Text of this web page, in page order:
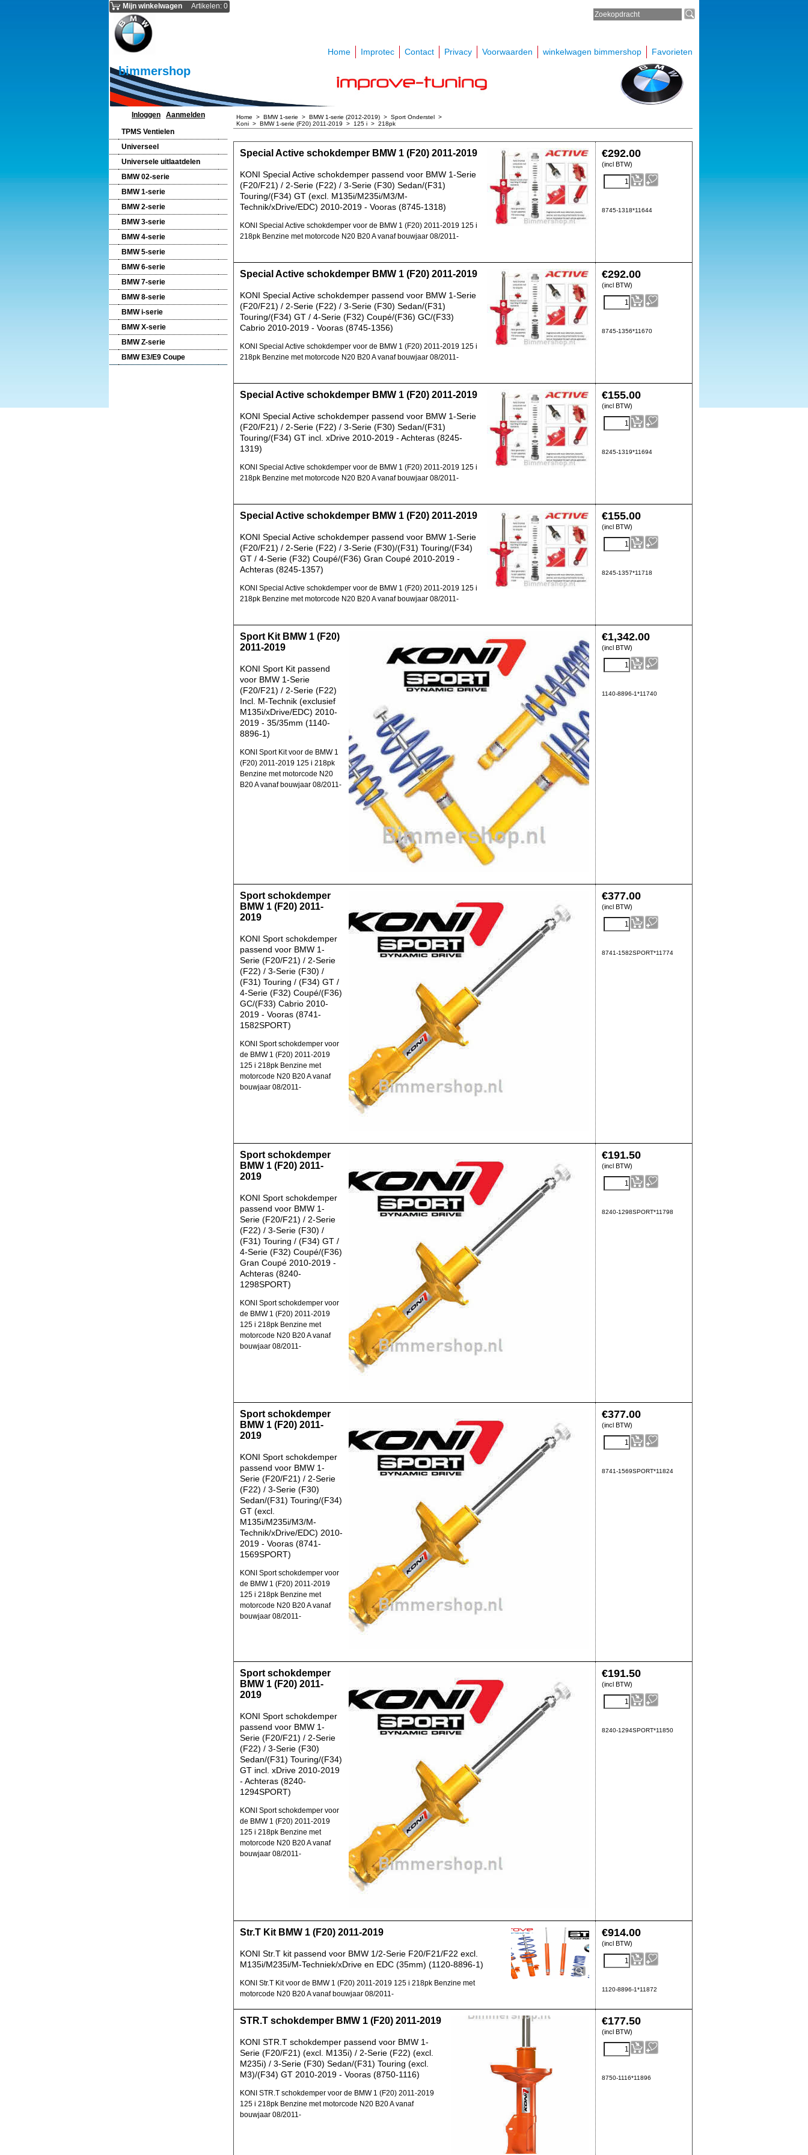
bimmershop
Mijn winkelwagen Artikelen: 0
Home Improtec Contact Privacy Voorwaarden winkelwagen bimmershop Favorieten
Inloggen
Aanmelden
TPMS Ventielen
Universeel
Universele uitlaatdelen
BMW 02-serie
BMW 1-serie
BMW 2-serie
BMW 3-serie
BMW 4-serie
BMW 5-serie
BMW 6-serie
BMW 7-serie
BMW 8-serie
BMW i-serie
BMW X-serie
BMW Z-serie
BMW E3/E9 Coupe
Home > BMW 1-serie > BMW 1-serie (2012-2019) > Sport Onderstel >
Koni > BMW 1-serie (F20) 2011-2019 > 125 i > 218pk
€292.00
(incl BTW)
8745-1318*11644
Special Active schokdemper BMW 1 (F20) 2011-2019
KONI Special Active schokdemper passend voor BMW 1-Serie
(F20/F21) / 2-Serie (F22) / 3-Serie (F30) Sedan/(F31)
Touring/(F34) GT (excl. M135i/M235i/M3/M-
Technik/xDrive/EDC) 2010-2019 - Vooras (8745-1318)
KONI Special Active schokdemper voor de BMW 1 (F20) 2011-2019 125 i
218pk Benzine met motorcode N20 B20 A vanaf bouwjaar 08/2011-
€292.00
(incl BTW)
8745-1356*11670
Special Active schokdemper BMW 1 (F20) 2011-2019
KONI Special Active schokdemper passend voor BMW 1-Serie
(F20/F21) / 2-Serie (F22) / 3-Serie (F30) Sedan/(F31)
Touring/(F34) GT / 4-Serie (F32) Coupé/(F36) GC/(F33)
Cabrio 2010-2019 - Vooras (8745-1356)
KONI Special Active schokdemper voor de BMW 1 (F20) 2011-2019 125 i
218pk Benzine met motorcode N20 B20 A vanaf bouwjaar 08/2011-
€155.00
(incl BTW)
8245-1319*11694
Special Active schokdemper BMW 1 (F20) 2011-2019
KONI Special Active schokdemper passend voor BMW 1-Serie
(F20/F21) / 2-Serie (F22) / 3-Serie (F30) Sedan/(F31)
Touring/(F34) GT incl. xDrive 2010-2019 - Achteras (8245-
1319)
KONI Special Active schokdemper voor de BMW 1 (F20) 2011-2019 125 i
218pk Benzine met motorcode N20 B20 A vanaf bouwjaar 08/2011-
€155.00
(incl BTW)
8245-1357*11718
Special Active schokdemper BMW 1 (F20) 2011-2019
KONI Special Active schokdemper passend voor BMW 1-Serie
(F20/F21) / 2-Serie (F22) / 3-Serie (F30)/(F31) Touring/(F34)
GT / 4-Serie (F32) Coupé/(F36) Gran Coupé 2010-2019 -
Achteras (8245-1357)
KONI Special Active schokdemper voor de BMW 1 (F20) 2011-2019 125 i
218pk Benzine met motorcode N20 B20 A vanaf bouwjaar 08/2011-
€1,342.00
(incl BTW)
1140-8896-1*11740
Sport Kit BMW 1 (F20)
2011-2019
KONI Sport Kit passend
voor BMW 1-Serie
(F20/F21) / 2-Serie (F22)
Incl. M-Technik (exclusief
M135i/xDrive/EDC) 2010-
2019 - 35/35mm (1140-
8896-1)
KONI Sport Kit voor de BMW 1
(F20) 2011-2019 125 i 218pk
Benzine met motorcode N20
B20 A vanaf bouwjaar 08/2011-
€377.00
(incl BTW)
8741-1582SPORT*11774
Sport schokdemper
BMW 1 (F20) 2011-
2019
KONI Sport schokdemper
passend voor BMW 1-
Serie (F20/F21) / 2-Serie
(F22) / 3-Serie (F30) /
(F31) Touring / (F34) GT /
4-Serie (F32) Coupé/(F36)
GC/(F33) Cabrio 2010-
2019 - Vooras (8741-
1582SPORT)
KONI Sport schokdemper voor
de BMW 1 (F20) 2011-2019
125 i 218pk Benzine met
motorcode N20 B20 A vanaf
bouwjaar 08/2011-
€191.50
(incl BTW)
8240-1298SPORT*11798
Sport schokdemper
BMW 1 (F20) 2011-
2019
KONI Sport schokdemper
passend voor BMW 1-
Serie (F20/F21) / 2-Serie
(F22) / 3-Serie (F30) /
(F31) Touring / (F34) GT /
4-Serie (F32) Coupé/(F36)
Gran Coupé 2010-2019 -
Achteras (8240-
1298SPORT)
KONI Sport schokdemper voor
de BMW 1 (F20) 2011-2019
125 i 218pk Benzine met
motorcode N20 B20 A vanaf
bouwjaar 08/2011-
€377.00
(incl BTW)
8741-1569SPORT*11824
Sport schokdemper
BMW 1 (F20) 2011-
2019
KONI Sport schokdemper
passend voor BMW 1-
Serie (F20/F21) / 2-Serie
(F22) / 3-Serie (F30)
Sedan/(F31) Touring/(F34)
GT (excl.
M135i/M235i/M3/M-
Technik/xDrive/EDC) 2010-
2019 - Vooras (8741-
1569SPORT)
KONI Sport schokdemper voor
de BMW 1 (F20) 2011-2019
125 i 218pk Benzine met
motorcode N20 B20 A vanaf
bouwjaar 08/2011-
€191.50
(incl BTW)
8240-1294SPORT*11850
Sport schokdemper
BMW 1 (F20) 2011-
2019
KONI Sport schokdemper
passend voor BMW 1-
Serie (F20/F21) / 2-Serie
(F22) / 3-Serie (F30)
Sedan/(F31) Touring/(F34)
GT incl. xDrive 2010-2019
- Achteras (8240-
1294SPORT)
KONI Sport schokdemper voor
de BMW 1 (F20) 2011-2019
125 i 218pk Benzine met
motorcode N20 B20 A vanaf
bouwjaar 08/2011-
€914.00
(incl BTW)
1120-8896-1*11872
Str.T Kit BMW 1 (F20) 2011-2019
KONI Str.T kit passend voor BMW 1/2-Serie F20/F21/F22 excl.
M135i/M235i/M-Techniek/xDrive en EDC (35mm) (1120-8896-1)
KONI Str.T Kit voor de BMW 1 (F20) 2011-2019 125 i 218pk Benzine met
motorcode N20 B20 A vanaf bouwjaar 08/2011-
€177.50
(incl BTW)
8750-1116*11896
STR.T schokdemper BMW 1 (F20) 2011-2019
KONI STR.T schokdemper passend voor BMW 1-
Serie (F20/F21) (excl. M135i) / 2-Serie (F22) (excl.
M235i) / 3-Serie (F30) Sedan/(F31) Touring (excl.
M3)/(F34) GT 2010-2019 - Vooras (8750-1116)
KONI STR.T schokdemper voor de BMW 1 (F20) 2011-2019
125 i 218pk Benzine met motorcode N20 B20 A vanaf
bouwjaar 08/2011-